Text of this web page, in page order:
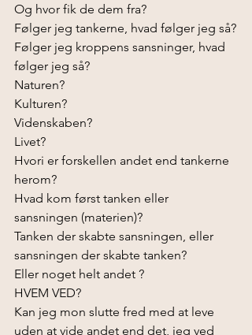
Og hvor fik de dem fra?
Følger jeg tankerne, hvad følger jeg så?
Følger jeg kroppens sansninger, hvad
følger jeg så?
Naturen?
Kulturen?
Videnskaben?
Livet?
Hvori er forskellen andet end tankerne
herom?
Hvad kom først tanken eller
sansningen (materien)?
Tanken der skabte sansningen, eller
sansningen der skabte tanken?
Eller noget helt andet ?
HVEM VED?
Kan jeg mon slutte fred med at leve
uden at vide andet end det, jeg ved